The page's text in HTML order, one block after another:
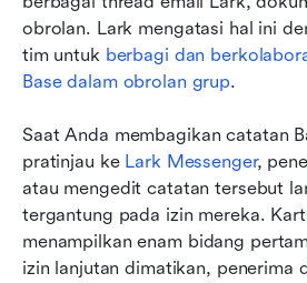
obrolan. Lark mengatasi hal ini
tim untuk berbagi dan
Base dalam obrolan grup.
Saat Anda membagikan catatan
pratinjau ke Lark Messenger,
atau mengedit catatan tersebut
tergantung pada izin mereka.
menampilkan enam bidang
izin lanjutan dimatikan, penerima